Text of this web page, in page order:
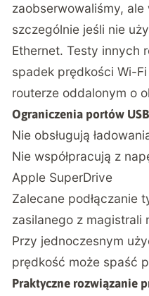
zaobserwowaliśmy,
szczególnie jeśli nie
Ethernet. Testy innych
spadek prędkości Wi-
routerze oddalonym o
Ograniczenia portów
Nie obsługują
Nie współpracują z
Apple SuperDrive
Zalecane podłączanie
zasilanego z magistrali
Przy jednoczesnym
prędkość może spaść
Praktyczne rozwiązanie